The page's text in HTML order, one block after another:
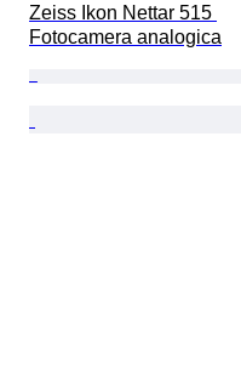
Zeiss Ikon Nettar 515
Fotocamera analogica